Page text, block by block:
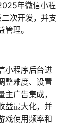
年微信小程
次开发，并支
理。
小程序后台进
整难度、设置
广告集成，
益最大化，并
戏使用频率和